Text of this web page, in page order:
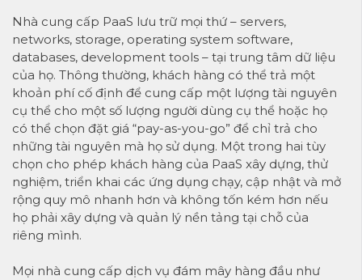
Nhà cung cấp PaaS lưu trữ mọi thứ – servers,
networks, storage, operating system software,
databases, development tools – tại trung tâm dữ liệu
của họ. Thông thường, khách hàng có thể trả một
khoản phí cố định để cung cấp một lượng tài nguyên
cụ thể cho một số lượng người dùng cụ thể hoặc họ
có thể chọn đặt giá “pay-as-you-go” để chỉ trả cho
những tài nguyên mà họ sử dụng. Một trong hai tùy
chọn cho phép khách hàng của PaaS xây dựng, thử
nghiệm, triển khai các ứng dụng chạy, cập nhật và mở
rộng quy mô nhanh hơn và không tốn kém hơn nếu
họ phải xây dựng và quản lý nền tảng tại chỗ của
riêng mình.
Mọi nhà cung cấp dịch vụ đám mây hàng đầu như